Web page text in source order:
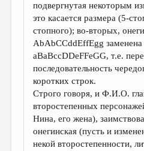
подвергнутая некоторым
это касается размера (5-
стопного); во-вторых,
AbAbCCddEffEgg заменена
aBaBccDDeFFeGG, т.е.
последовательность
коротких строк.
Строго говоря, и Ф.И.О.
второстепенных
Нина, его жена),
онегинская (пусть и
некой второстепенности,